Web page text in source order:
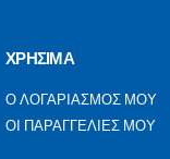
ΧΡΗΣΙΜΑ
Ο ΛΟΓΑΡΙΑΣΜΟΣ ΜΟΥ
ΟΙ ΠΑΡΑΓΓΕΛΙΕΣ ΜΟΥ